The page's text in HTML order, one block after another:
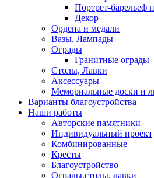
Портрет-барельеф
Декор
Ордена и медали
Вазы, Лампады
Ограды
Гранитные ограды
Столы, Лавки
Аксессуары
Мемориальные доски и
Варианты благоустройства
Наши работы
Авторские памятники
Индивидуальный проект
Комбинированные
Кресты
Благоустройство
Ограды,столы, лавки